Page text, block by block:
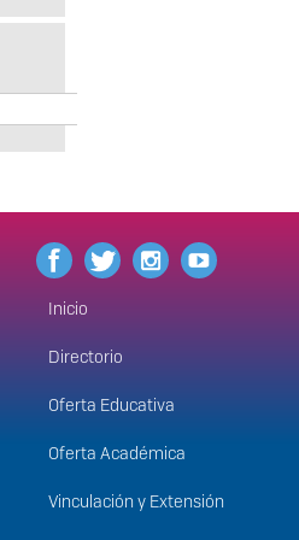
Menú
principal
Inicio
Directorio
Oferta Educativa
Oferta Académica
Vinculación y Extensión